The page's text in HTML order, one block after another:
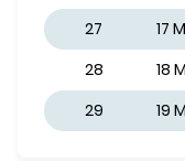
27
17
28
18
29
19